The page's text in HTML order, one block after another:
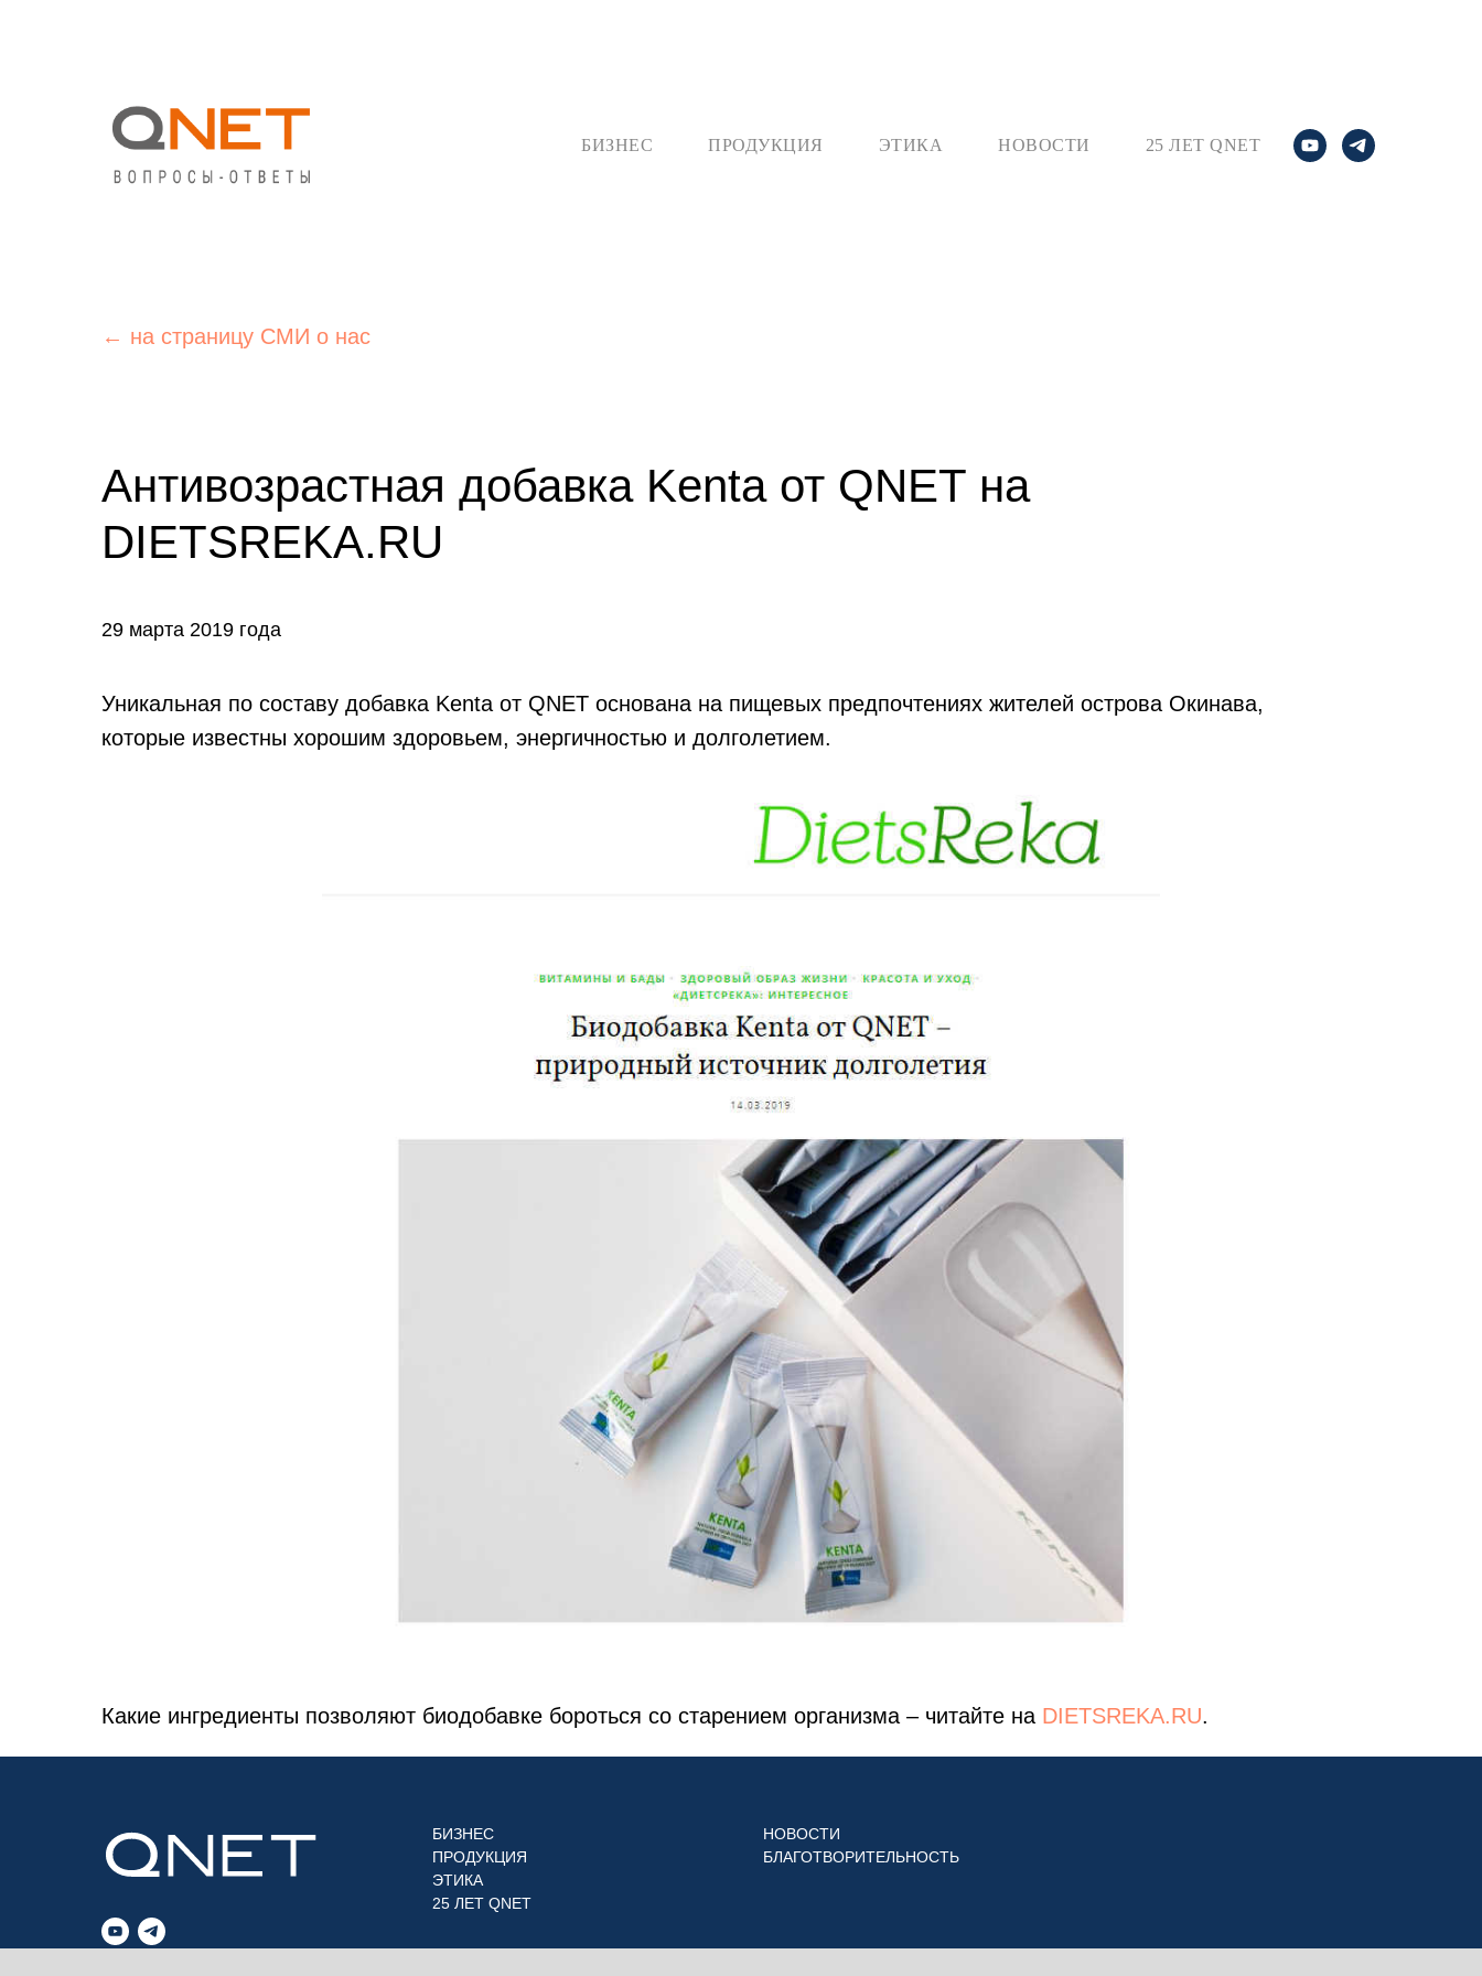
БИЗНЕС ПРОДУКЦИЯ ЭТИКА НОВОСТИ 25 ЛЕТ QNET
← на страницу СМИ о нас
Антивозрастная добавка Kenta от QNET на
DIETSREKA.RU
29 марта 2019 года
Уникальная по составу добавка Kenta от QNET основана на пищевых предпочтениях жителей острова Окинава,
которые известны хорошим здоровьем, энергичностью и долголетием.
Какие ингредиенты позволяют биодобавке бороться со старением организма – читайте на DIETSREKA.RU.
БИЗНЕС
ПРОДУКЦИЯ
ЭТИКА
25 ЛЕТ QNET
НОВОСТИ
БЛАГОТВОРИТЕЛЬНОСТЬ